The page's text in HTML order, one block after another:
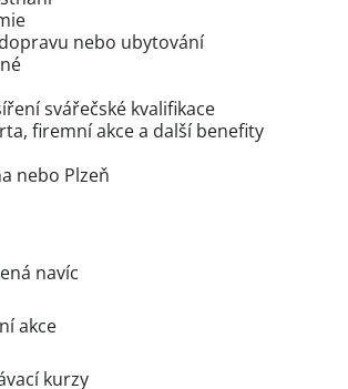
nebo ubytování
svářečské kvalifikace
firemní akce a další benefity
nebo Plzeň
navíc
akce
kurzy